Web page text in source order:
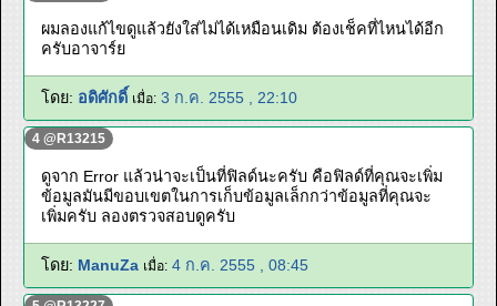
ผมลองแก้ไขดูแล้วยังใส่ไม่ได้เหมือนเดิม ต้องเช็คที่ไหนได้อีก
ครับอาจาร์ย
โดย: อดิศักดิ์ เมื่อ: 3 ก.ค. 2555 , 22:10
4 @R13215
ดูจาก Error แล้วน่าจะเป็นที่ฟิลด์นะครับ คือฟิลด์ที่คุณจะเพิ่ม
ข้อมูลมันมีขอบเขตในการเก็บข้อมูลเล็กกว่าข้อมูลที่คุณจะ
เพิ่มครับ ลองตรวจสอบดูครับ
โดย: ManuZa เมื่อ: 4 ก.ค. 2555 , 08:45